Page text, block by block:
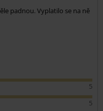
padnou. Vyplatilo se na ně
5
5